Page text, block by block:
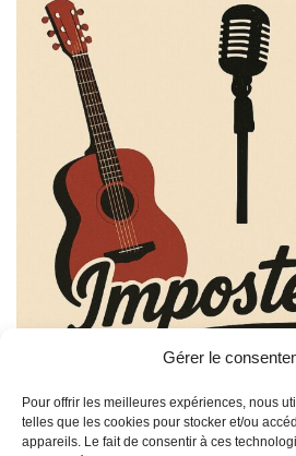
Gérer le
Pour offrir les meilleures expériences, nous
telles que les cookies pour stocker et/ou
appareils. Le fait de consentir à ces